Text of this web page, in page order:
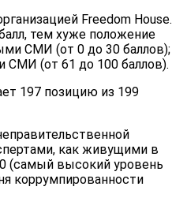
Freedom House.
тем хуже положение
СМИ (от 0 до 30 баллов);
СМИ (от 61 до 100 баллов).
197 позицию из 199
как живущими в
(самый высокий уровень
коррумпированности